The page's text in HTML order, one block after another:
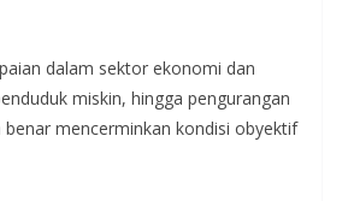
dalam sektor ekonomi dan
miskin, hingga pengurangan
mencerminkan kondisi obyektif